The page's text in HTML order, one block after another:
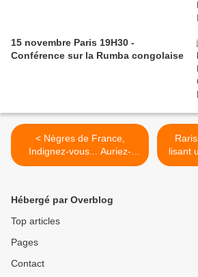
15 novembre Paris 19H30 -
Conférence sur la Rumba congolaise
< Nègres de France,
Indignez-vous... Auriez-
vous d'autres
sur vos cheveux et vos
lisant
Hébergé par Overblog
Top articles
Pages
Contact